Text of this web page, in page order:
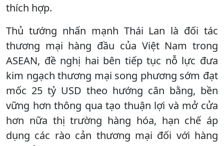
thích hợp.
Thủ tướng nhấn mạnh Thái Lan là đối tác
thương mại hàng đầu của Việt Nam trong
ASEAN, đề nghị hai bên tiếp tục nỗ lực đưa
kim ngạch thương mại song phương sớm đạt
mốc 25 tỷ USD theo hướng cân bằng, bền
vững hơn thông qua tạo thuận lợi và mở cửa
hơn nữa thị trường hàng hóa, hạn chế áp
dụng các rào cản thương mại đối với hàng